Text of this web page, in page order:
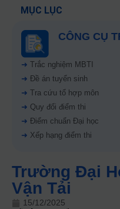
MỤC LỤC
CÔNG CỤ
➜ Trắc nghiệm MBTI
➜ Đề án tuyển sinh
➜ Tra cứu tổ hợp môn
➜ Quy đổi điểm thi
➜ Điểm chuẩn Đại học
➜ Xếp hạng điểm thi
Trường Đại
Vận Tải
15/12/2025